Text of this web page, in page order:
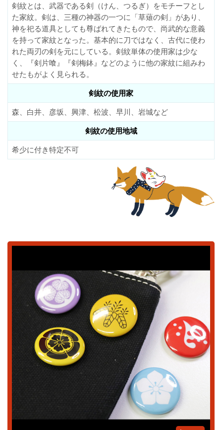
剣紋とは、武器である剣（けん、つるぎ）をモチーフとし
た家紋。剣は、三種の神器の一つに「草薙の剣」があり、
神を祀る道具としても尊ばれてきたもので、尚武的な意義
を持って家紋となった。基本的に刀ではなく、古代に使わ
れた両刃の剣を元にしている。剣紋単体の使用家は少な
く、『剣片喰』『剣梅鉢』などのように他の家紋に組みわ
せたもがよく見られる。
剣紋の使用家
森、白井、彦坂、興津、松波、早川、岩城など
剣紋の使用地域
希少に付き特定不可